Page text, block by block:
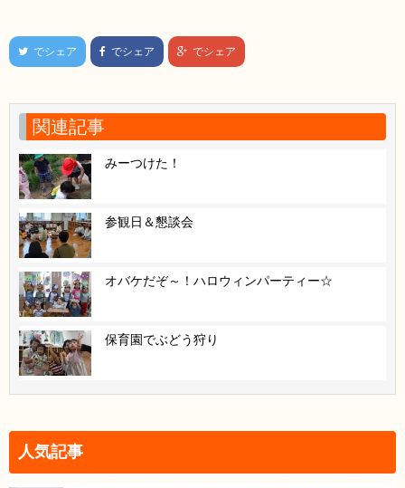
でシェア でシェア でシェア
関連記事
みーつけた！
参観日＆懇談会
オバケだぞ～！ハロウィンパーティー☆
保育園でぶどう狩り
人気記事